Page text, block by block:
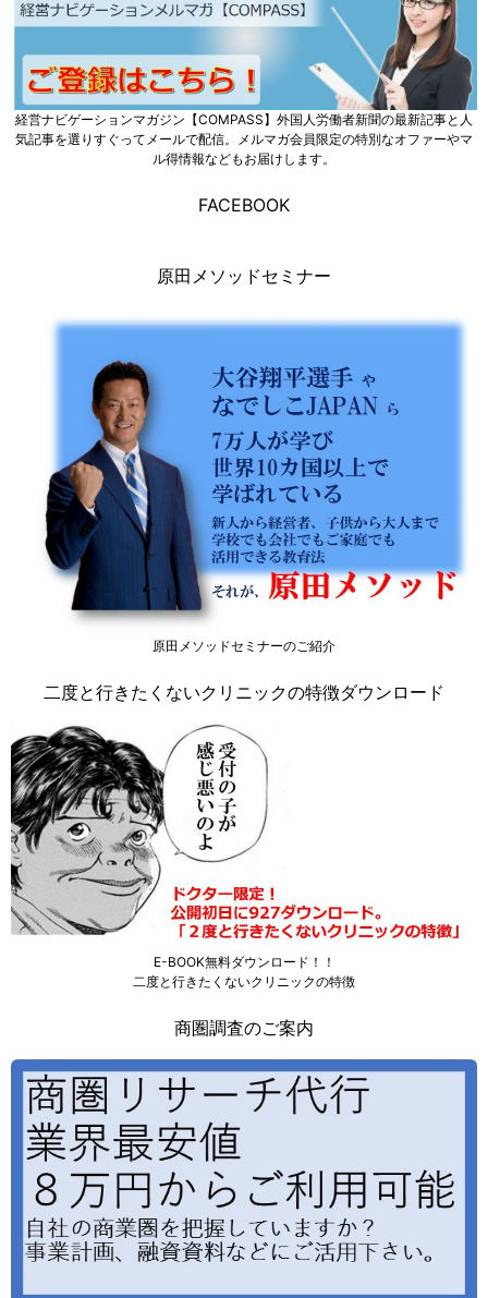
経営ナビゲーションマガジン【COMPASS】外国人労働者新聞の最新記事と人
気記事を選りすぐってメールで配信。メルマガ会員限定の特別なオファーやマ
ル得情報などもお届けします。
FACEBOOK
原田メソッドセミナー
原田メソッドセミナーのご紹介
二度と行きたくないクリニックの特徴ダウンロード
E-BOOK無料ダウンロード！！
二度と行きたくないクリニックの特徴
商圏調査のご案内